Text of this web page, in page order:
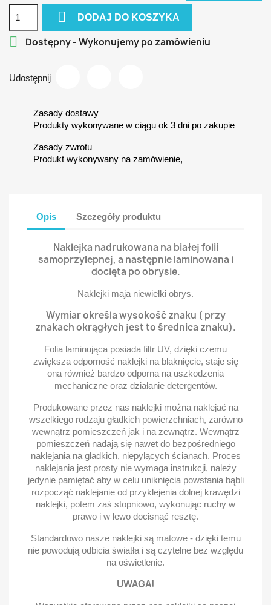
 DODAJ DO KOSZYKA
 Dostępny - Wykonujemy po zamówieniu
Udostępnij
Zasady dostawy
Produkty wykonywane w ciągu ok 3 dni po zakupie
Zasady zwrotu
Produkt wykonywany na zamówienie,
Opis Szczegóły produktu
Naklejka nadrukowana na białej folii
samoprzylepnej, a następnie laminowana i
docięta po obrysie.
Naklejki maja niewielki obrys.
Wymiar określa wysokość znaku ( przy
znakach okrągłych jest to średnica znaku).
Folia laminująca posiada filtr UV, dzięki czemu
zwiększa odporność naklejki na blaknięcie, staje się
ona również bardzo odporna na uszkodzenia
mechaniczne oraz działanie detergentów.
Produkowane przez nas naklejki można naklejać na
wszelkiego rodzaju gładkich powierzchniach, zarówno
wewnątrz pomieszczeń jak i na zewnątrz. Wewnątrz
pomieszczeń nadają się nawet do bezpośredniego
naklejania na gładkich, niepylących ścianach. Proces
naklejania jest prosty nie wymaga instrukcji, należy
jedynie pamiętać aby w celu uniknięcia powstania bąbli
rozpocząć naklejanie od przyklejenia dolnej krawędzi
naklejki, potem zaś stopniowo, wykonując ruchy w
prawo i w lewo docisnąć resztę.
Standardowo nasze naklejki są matowe - dzięki temu
nie powodują odbicia światła i są czytelne bez względu
na oświetlenie.
UWAGA!